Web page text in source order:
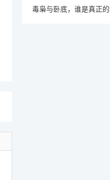
毒枭与卧底，谁是真正的